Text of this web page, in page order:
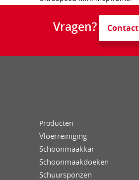
Vragen? Contact
Producten
Vloerreiniging
Schoonmaakkar
Schoonmaakdoeken
Schuursponzen